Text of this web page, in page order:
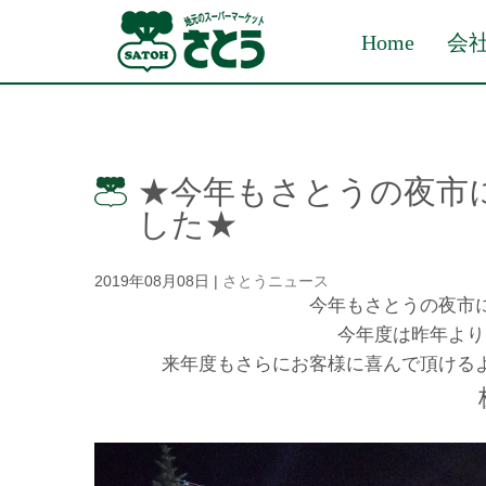
Home 会
★今年もさとうの夜市
した★
2019年08月08日 さとうニュース
今年もさとうの夜市
今年度は昨年よ
来年度もさらにお客様に喜んで頂け
株式会社ファミ